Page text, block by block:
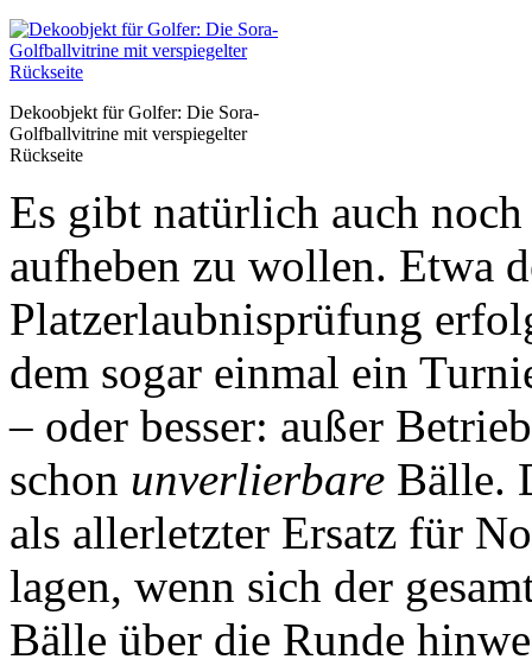
Dekoobjekt für Golfer: Die Sora-
Golfballvitrine mit verspiegelter
Rückseite
Es gibt natürlich auch
aufheben zu wollen. Etwa
Platzerlaubnisprüfung
dem sogar einmal ein
– oder besser: außer
schon unverlierbare Bälle.
als allerletzter Ersatz für
lagen, wenn sich der
Bälle über die Runde